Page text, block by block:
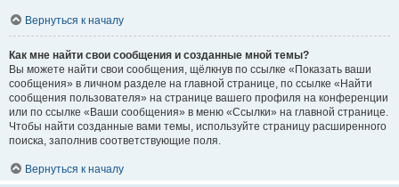
Вернуться к началу
Как мне найти свои сообщения и созданные мной темы?
Вы можете найти свои сообщения, щёлкнув по ссылке «Показать ваши
сообщения» в личном разделе на главной странице, по ссылке «Найти
сообщения пользователя» на странице вашего профиля на конференции
или по ссылке «Ваши сообщения» в меню «Ссылки» на главной странице.
Чтобы найти созданные вами темы, используйте страницу расширенного
поиска, заполнив соответствующие поля.
Вернуться к началу